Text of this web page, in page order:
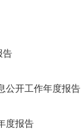
告
公开工作年度报告
度报告